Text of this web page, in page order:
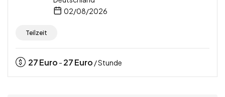
02/08/2026
Teilzeit
27Euro - 27Euro / Stunde